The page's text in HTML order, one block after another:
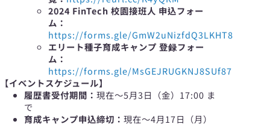
2024 FinTech 校園接班人 申込フォー
ム：
https://forms.gle/GmW2uNizfdQ3LKHT8
エリート種子育成キャンプ 登録フォー
ム：
https://forms.gle/MsGEJRUGKNJ8SUf87
【イベントスケジュール】
履歴書受付期間： 現在〜5月3日（金）17:00 ま
で
育成キャンプ申込締切： 現在〜4月17日（月）